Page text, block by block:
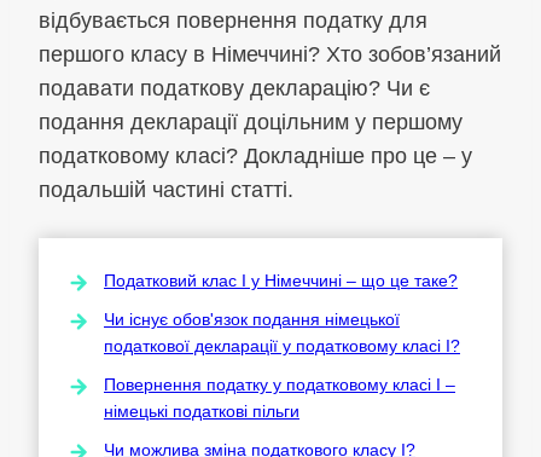
відбувається повернення податку для
першого класу в Німеччині? Хто зобов’язаний
подавати податкову декларацію? Чи є
подання декларації доцільним у першому
податковому класі? Докладніше про це – у
подальшій частині статті.
Податковий клас I у Німеччині – що це таке?
Чи існує обов'язок подання німецької
податкової декларації у податковому класі I?
Повернення податку у податковому класі I –
німецькі податкові пільги
Чи можлива зміна податкового класу I?